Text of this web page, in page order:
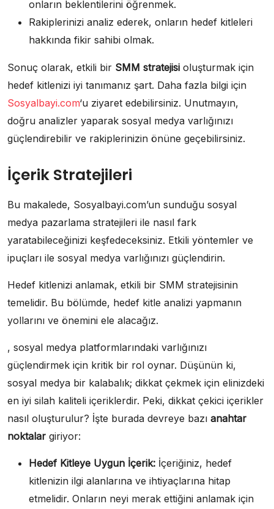
onların beklentilerini öğrenmek.
Rakiplerinizi analiz ederek, onların hedef kitleleri
hakkında fikir sahibi olmak.
Sonuç olarak, etkili bir SMM stratejisi oluşturmak için
hedef kitlenizi iyi tanımanız şart. Daha fazla bilgi için
Sosyalbayi.com‘u ziyaret edebilirsiniz. Unutmayın,
doğru analizler yaparak sosyal medya varlığınızı
güçlendirebilir ve rakiplerinizin önüne geçebilirsiniz.
İçerik Stratejileri
Bu makalede, Sosyalbayi.com’un sunduğu sosyal
medya pazarlama stratejileri ile nasıl fark
yaratabileceğinizi keşfedeceksiniz. Etkili yöntemler ve
ipuçları ile sosyal medya varlığınızı güçlendirin.
Hedef kitlenizi anlamak, etkili bir SMM stratejisinin
temelidir. Bu bölümde, hedef kitle analizi yapmanın
yollarını ve önemini ele alacağız.
, sosyal medya platformlarındaki varlığınızı
güçlendirmek için kritik bir rol oynar. Düşünün ki,
sosyal medya bir kalabalık; dikkat çekmek için elinizdeki
en iyi silah kaliteli içeriklerdir. Peki, dikkat çekici içerikler
nasıl oluşturulur? İşte burada devreye bazı anahtar
noktalar giriyor:
Hedef Kitleye Uygun İçerik: İçeriğiniz, hedef
kitlenizin ilgi alanlarına ve ihtiyaçlarına hitap
etmelidir. Onların neyi merak ettiğini anlamak için